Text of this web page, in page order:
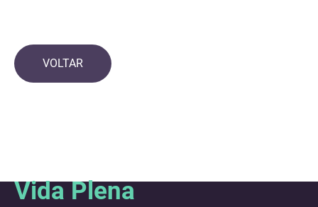
VOLTAR
Vida Plena